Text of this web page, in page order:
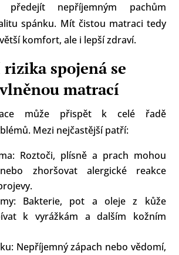
předejít nepříjemným pachům
spánku. Mít čistou matraci tedy
komfort, ale i lepší zdraví.
spojená se
matrací
může přispět k celé řadě
Mezi nejčastější patří:
Roztoči, plísně a prach mohou
zhoršovat alergické reakce
Bakterie, pot a oleje z kůže
k vyrážkám a dalším kožním
Nepříjemný zápach nebo vědomí,